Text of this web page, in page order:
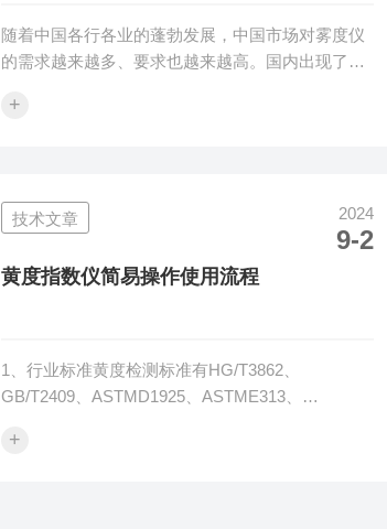
随着中国各行各业的蓬勃发展，中国市场对雾度仪
的需求越来越多、要求也越来越高。国内出现了近
国产雾度仪厂家流动性很大，仿造贴牌比比皆是，
BYKHazeguard为代表，也广泛应用在树脂塑料、
光学膜、汽车、显示屏等行业领域。近些年，国产
品牌与进口品牌的差距在缩小，但是国内品牌设备
+
技术文章 2024
9-2
黄度指数仪简易操作使用流程
1、行业标准黄度检测标准有HG/T3862、
GB/T2409、ASTMD1925、ASTME313、
则样品例如粒子、粉末类，使用样品杯承装直接测
+